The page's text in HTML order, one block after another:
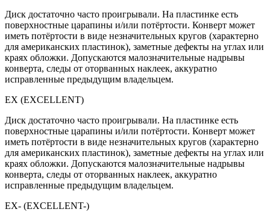
Диск достаточно часто проигрывали. На пластинке есть
поверхностные царапины и/или потёртости. Конверт может
иметь потёртости в виде незначительных кругов (характерно
для американских пластинок), заметные дефекты на углах или
краях обложки. Допускаются малозначительные надрывы
конверта, следы от оторванных наклеек, аккуратно
исправленные предыдущим владельцем.
EX (EXCELLENT)
Диск достаточно часто проигрывали. На пластинке есть
поверхностные царапины и/или потёртости. Конверт может
иметь потёртости в виде незначительных кругов (характерно
для американских пластинок), заметные дефекты на углах или
краях обложки. Допускаются малозначительные надрывы
конверта, следы от оторванных наклеек, аккуратно
исправленные предыдущим владельцем.
EX- (EXCELLENT-)